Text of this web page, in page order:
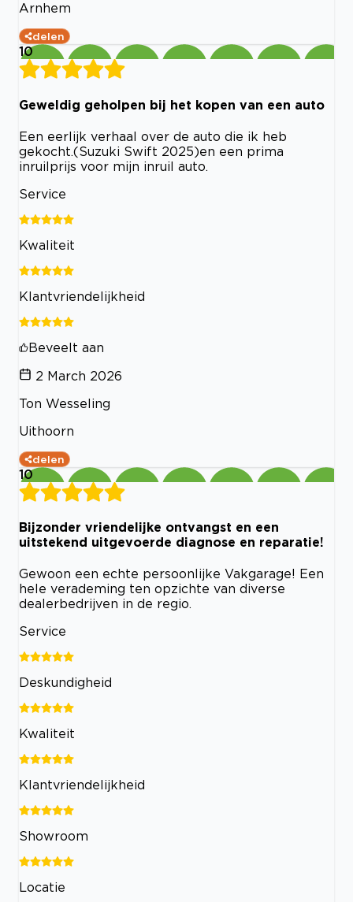
Arnhem
delen
10
Geweldig geholpen bij het kopen van een auto
Een eerlijk verhaal over de auto die ik heb
gekocht.(Suzuki Swift 2025)en een prima
inruilprijs voor mijn inruil auto.
Service
Kwaliteit
Klantvriendelijkheid
Beveelt aan
2 March 2026
Ton Wesseling
Uithoorn
delen
10
Bijzonder vriendelijke ontvangst en een
uitstekend uitgevoerde diagnose en reparatie!
Gewoon een echte persoonlijke Vakgarage! Een
hele verademing ten opzichte van diverse
dealerbedrijven in de regio.
Service
Deskundigheid
Kwaliteit
Klantvriendelijkheid
Showroom
Locatie